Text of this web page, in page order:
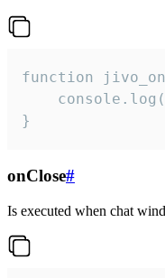
function
}
onClose#
Is executed when chat